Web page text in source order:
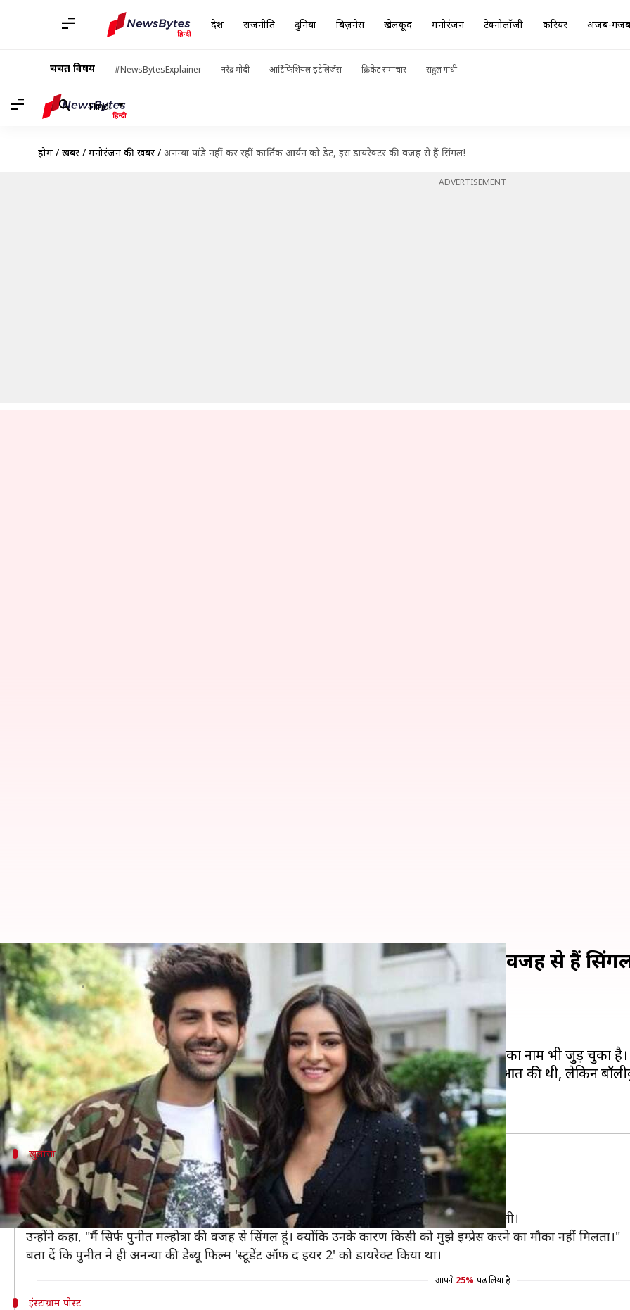
देश राजनीति दुनिया बिज़नेस खेलकूद मनोरंजन टेक्नोलॉजी करियर अजब-गजब
चर्चित विषय #NewsBytesExplainer नरेंद्र मोदी आर्टिफिशियल इंटेलिजेंस क्रिकेट समाचार राहुल गांधी
Hindi
होम / खबरें / मनोरंजन की खबरें / अनन्या पांडे नहीं कर रहीं कार्तिक आर्यन को डेट, इस डायरेक्टर की वजह से हैं सिंगल!
ADVERTISEMENT
अनन्या पांडे नहीं कर रहीं कार्तिक आर्यन को डेट, इस डायरेक्टर की वजह से हैं
लेखन भावना साहनी Mar 20, 2020 09:10 pm
क्या है खबर?
अक्सर बॉलीवुड सितारों की डेटिंग की खबरें मीडिया में आती रहती हैं। इस लिस्ट में अब अनन्या पांडे का नाम भी जुड़ चुका है।
बीते वर्ष ही उन्होंने कारन जोहर की फिल्म 'स्टूडेंट ऑफ द इयर 2' से अपने अभिनय करियर की शुरुआत की थी, लेकिन
अब उन्होंने खुद को सिंगल कहा है।
खुलासा
चैट शो के दौरान किया खुलासा
दरअसल, हाल ही में अनन्या डायरेक्टर पुनीत मल्होत्रा के साथ चैट शो 'स्टैरी नाइट्स जेन वाय' में पहुंची।
यहां उन्होंने बताया कि पुनीत उनके लिए बहुत डिफेंसिव हैं और इसीलिए वह रिलेशनशिप में भी नहीं आ पाती।
उन्होंने कहा, "मैं सिर्फ पुनीत मल्होत्रा की वजह से सिंगल हूं। क्योंकि उनके कारण किसी को मुझे इम्प्रेस करने का मौका नहीं मिलता।"
बता दें कि पुनीत ने ही अनन्या की डेब्यू फिल्म 'स्टूडेंट ऑफ द इयर 2' को डायरेक्ट किया था।
आपने 25% पढ़ लिया है
इंस्टाग्राम पोस्ट